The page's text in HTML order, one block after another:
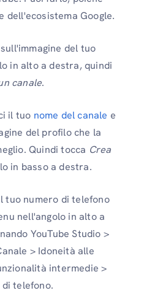
dell'ecosistema Google.
del tuo
in alto a destra, quindi
canale.
il tuo nome del canale e
del profilo che la
Quindi tocca Crea
in basso a destra.
tuo numero di telefono
nell'angolo in alto a
YouTube Studio >
> Idoneità alle
intermedie >
telefono.